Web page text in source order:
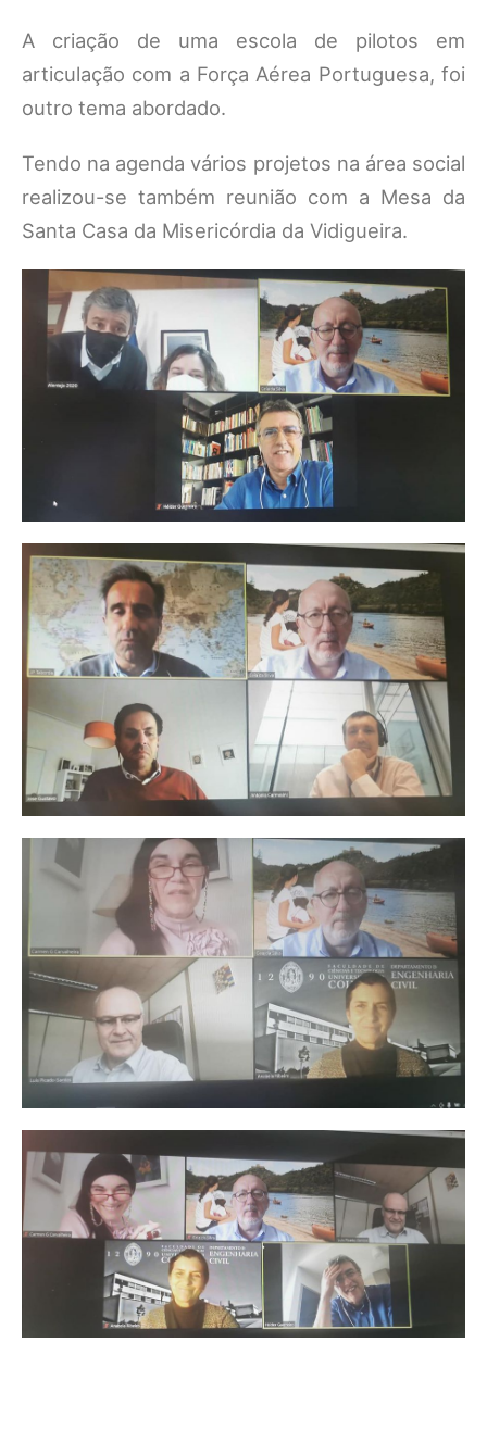
A criação de uma escola de pilotos em
articulação com a Força Aérea Portuguesa, foi
outro tema abordado.
Tendo na agenda vários projetos na área social
realizou-se também reunião com a Mesa da
Santa Casa da Misericórdia da Vidigueira.